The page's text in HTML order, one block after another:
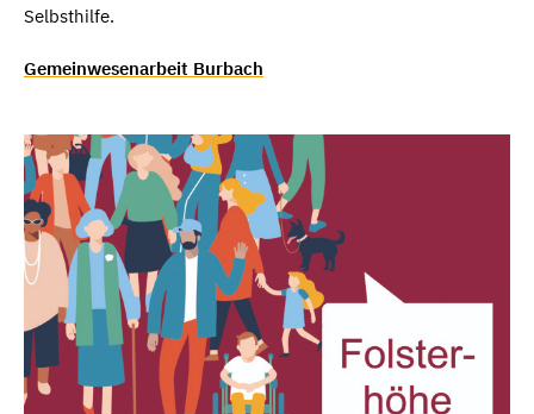
Selbsthilfe.
Gemeinwesenarbeit Burbach